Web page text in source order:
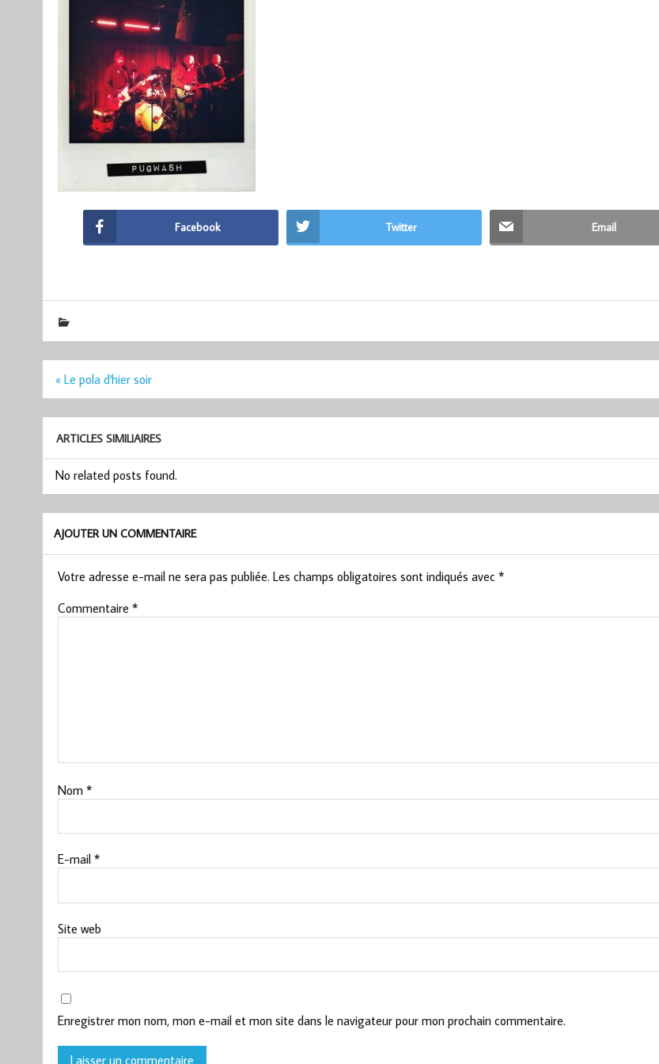
Facebook Twitter Email
Navigation
« Le pola d'hier soir
ARTICLES SIMILIAIRES
No related posts found.
AJOUTER UN COMMENTAIRE
Votre adresse e-mail ne sera pas publiée. Les champs obligatoires sont indiqués avec *
Commentaire *
Nom *
E-mail *
Site web
Enregistrer mon nom, mon e-mail et mon site dans le navigateur pour mon prochain commentaire.